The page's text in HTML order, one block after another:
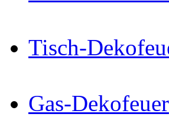
Tisch-
Gas-Dekofeuer